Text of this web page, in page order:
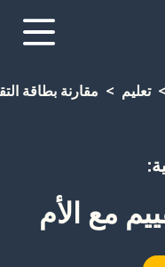
تعليم مقارنة بطاقة
مع الأم